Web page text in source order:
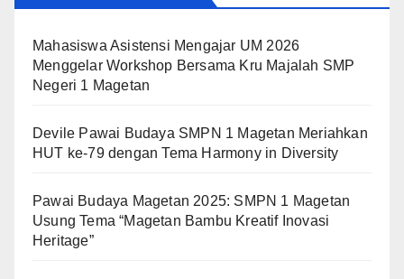
Mahasiswa Asistensi Mengajar UM 2026
Menggelar Workshop Bersama Kru Majalah SMP
Negeri 1 Magetan
Devile Pawai Budaya SMPN 1 Magetan Meriahkan
HUT ke-79 dengan Tema Harmony in Diversity
Pawai Budaya Magetan 2025: SMPN 1 Magetan
Usung Tema “Magetan Bambu Kreatif Inovasi
Heritage”